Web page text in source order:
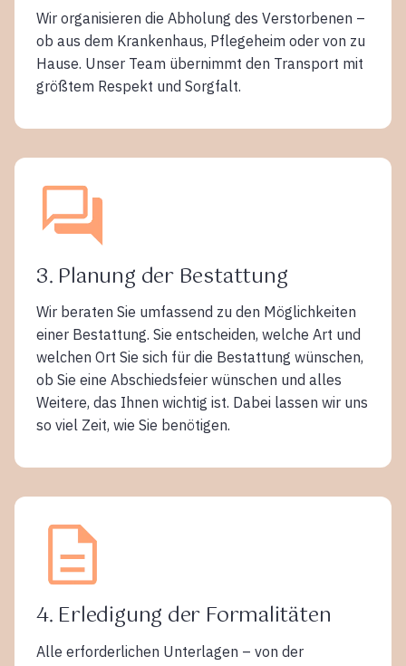
Wir organisieren die Abholung des Verstorbenen –
ob aus dem Krankenhaus, Pflegeheim oder von zu
Hause. Unser Team übernimmt den Transport mit
größtem Respekt und Sorgfalt.
3. Planung der Bestattung
Wir beraten Sie umfassend zu den Möglichkeiten
einer Bestattung. Sie entscheiden, welche Art und
welchen Ort Sie sich für die Bestattung wünschen,
ob Sie eine Abschiedsfeier wünschen und alles
Weitere, das Ihnen wichtig ist. Dabei lassen wir uns
so viel Zeit, wie Sie benötigen.
4. Erledigung der Formalitäten
Alle erforderlichen Unterlagen – von der